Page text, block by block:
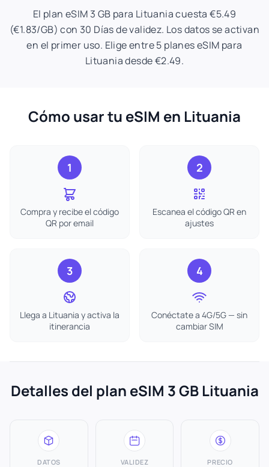
El plan eSIM 3 GB para Lituania cuesta €5.49
(€1.83/GB) con 30 Días de validez. Los datos se activan
en el primer uso. Elige entre 5 planes eSIM para
Lituania desde €2.49.
Cómo usar tu eSIM en Lituania
1
Compra y recibe el código
QR por email
2
Escanea el código QR en
ajustes
3
Llega a Lituania y activa la
itinerancia
4
Conéctate a 4G/5G — sin
cambiar SIM
Detalles del plan eSIM 3 GB Lituania
DATOS VALIDEZ PRECIO